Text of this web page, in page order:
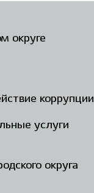
округе
коррупции
услуги
округа